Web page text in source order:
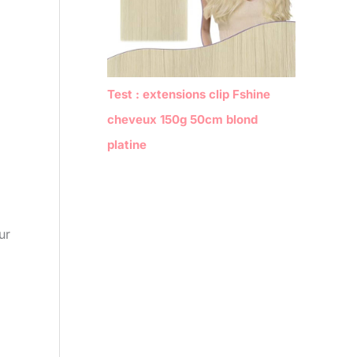
Test : extensions clip Fshine
cheveux 150g 50cm blond
platine